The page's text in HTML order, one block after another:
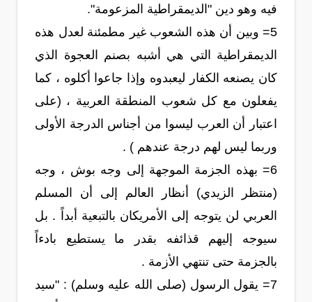
فيه وهو دين "الديمقراطية المزعومة".
5= وبين أن هذه الشعوب غير مطمئنة لعدل هذه
الديمقراطية التي هي أشبه بصنم العجوة الذي
كان يصنعه الكفار ليعبدوه وإذا جاعوا أكلوه ، كما
يفعلون مع كل شعوب المنطقة العربية ، (على
اعتبار أن العرب ليسوا من أجناس الدرجة الأولى
وربما ليس لهم درجة عندهم ) .
6= بهذه الجزمة الموجهة إلى وجه بوش ، وجه
(منتظر الزيدي) أنظار العالم إلى أن المسلم
العربي لن يتوجه إلى الأمريكان بالتبعية أبداً . بل
سيوجه إليهم قذائفه بقدر ما يستطيع بادءاً
بالجزمة حتى تنتهي الأزمة .
7= يقول الرسول (صلى الله عليه وسلم) : "سيد